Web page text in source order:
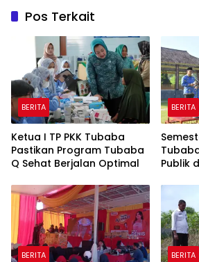
Pos Terkait
BERITA
Ketua I TP PKK Tubaba
Pastikan Program Tubaba
Q Sehat Berjalan Optimal
BERITA
Publik
BERITA BERITA